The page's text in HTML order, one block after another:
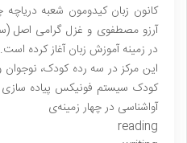
آرزو مصطفوی و غزل گرامی اصل
در زمینه آموزش زبان آغاز کرده است.
این مرکز در سه رده کودک،
کودک سیستم فونیکس پیاده
آواشناسی در چهار زمینه‌ی
reading